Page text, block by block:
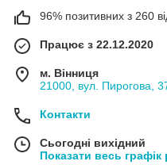
96% позитивних з 260
Працює з 22.12.2020
м. Вінниця
21000, вул. Пирогова,
Контакти
Сьогодні вихідний
Показати весь графік